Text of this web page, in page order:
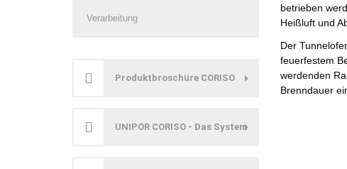
betrieben
Heißluft und
Der
feuerfestem
werdenden
Brenndauer
Verarbeitung
Produktbroschüre CORISO
UNIPOR CORISO - Das System